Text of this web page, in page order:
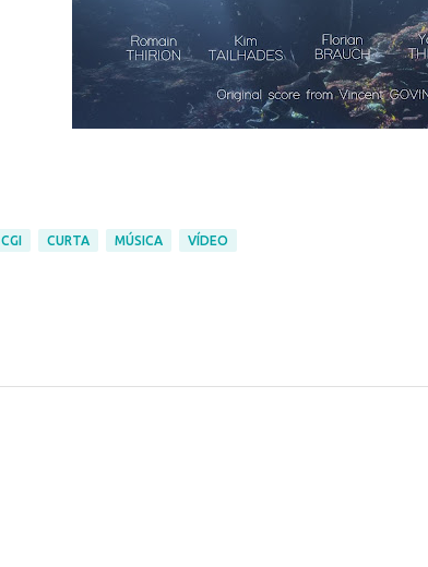
CGI CURTA MÚSICA VÍDEO